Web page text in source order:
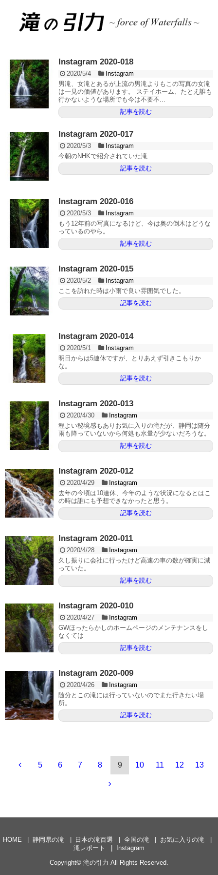
Instagram 2020-018
2020/5/4
Instagram
男滝、女滝とあるが上流の男滝よりもこの写真の女滝
は一見の価値があります。 ステイホーム、たとえ誰も
行かないような場所でも今は不要不...
記事を読む
Instagram 2020-017
2020/5/3
Instagram
今朝のNHKで紹介されていた滝
記事を読む
Instagram 2020-016
2020/5/3
Instagram
もう12年前の写真になるけど、今は奥の倒木はどうな
っているのやら。
記事を読む
Instagram 2020-015
2020/5/2
Instagram
ここを訪れた時は小雨で良い雰囲気でした。
記事を読む
Instagram 2020-014
2020/5/1
Instagram
明日からは5連休ですが、とりあえず引きこもりか
な。
記事を読む
Instagram 2020-013
2020/4/30
Instagram
程よい秘境感もありお気に入りの滝だが、静岡は随分
雨も降っていないから何処も水量が少ないだろうな。
記事を読む
Instagram 2020-012
2020/4/29
Instagram
去年の今頃は10連休、今年のような状況になるとはこ
の時は誰にも予想できなかったと思う。
記事を読む
Instagram 2020-011
2020/4/28
Instagram
久し振りに会社に行ったけど高速の車の数が確実に減
っていた。
記事を読む
Instagram 2020-010
2020/4/27
Instagram
GWほったらかしのホームページのメンテナンスをし
なくては
記事を読む
Instagram 2020-009
2020/4/26
Instagram
随分とこの滝には行っていないのでまた行きたい場
所。
記事を読む
5 6 7 8 9 10 11 12 13
HOME 静岡県の滝 日本の滝百選 全国の滝
お気に入りの滝
滝レポート
Instagram
Copyright© 滝の引力 All Rights Reserved.